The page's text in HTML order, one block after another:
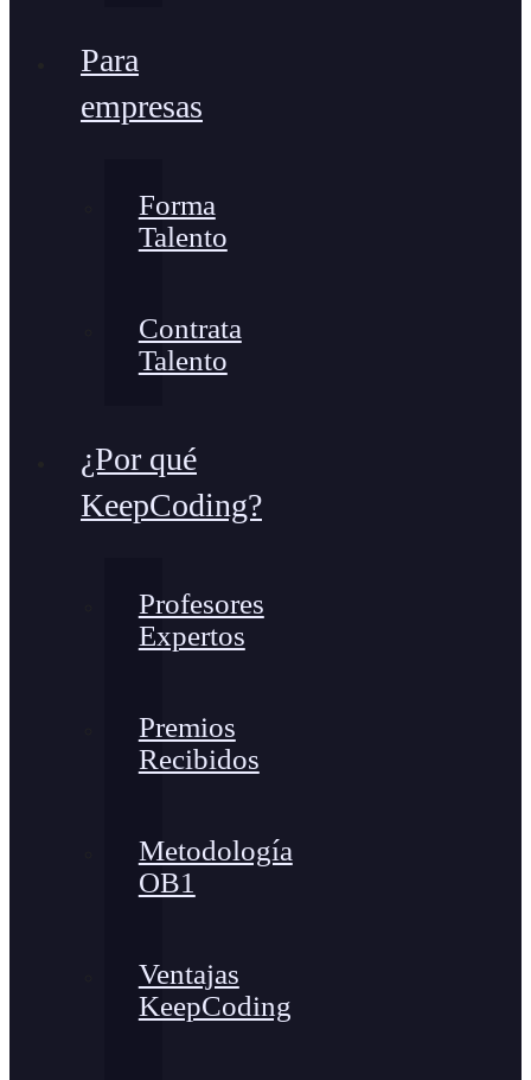
Para
empresas
Forma
Talento
Contrata
Talento
¿Por qué
KeepCoding?
Profesores
Expertos
Premios
Recibidos
Metodología
OB1
Ventajas
KeepCoding